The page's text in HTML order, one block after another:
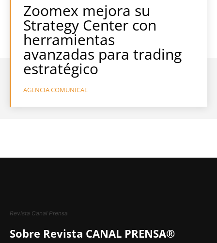
Zoomex mejora su
Strategy Center con
herramientas
avanzadas para trading
estratégico
AGENCIA COMUNICAE
Revista Canal Prensa
Sobre Revista CANAL PRENSA®